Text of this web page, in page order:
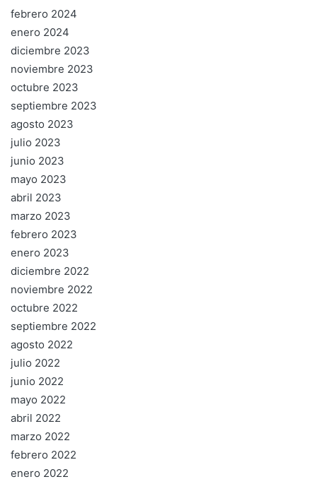
febrero 2024
enero 2024
diciembre 2023
noviembre 2023
octubre 2023
septiembre 2023
agosto 2023
julio 2023
junio 2023
mayo 2023
abril 2023
marzo 2023
febrero 2023
enero 2023
diciembre 2022
noviembre 2022
octubre 2022
septiembre 2022
agosto 2022
julio 2022
junio 2022
mayo 2022
abril 2022
marzo 2022
febrero 2022
enero 2022